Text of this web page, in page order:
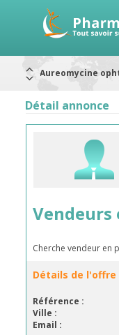
Aureomycine
RAPPELS DE LOTS
Alerte / AMMPS
Détail annonce
Vendeurs
Cherche vendeur en
Détails de l'offre
Référence :
Ville :
Email :